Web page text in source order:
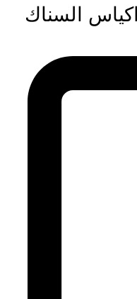
اكياس السناك